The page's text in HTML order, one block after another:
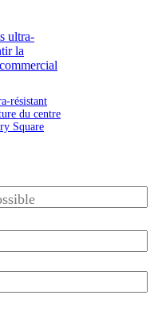
résistant
du centre
Square